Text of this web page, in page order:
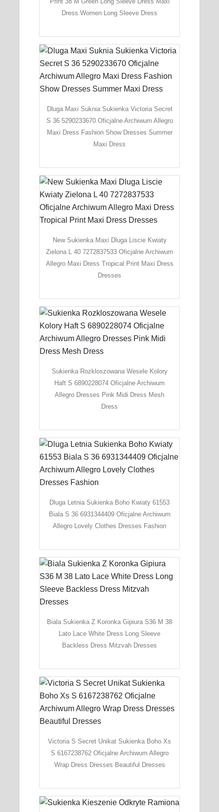
Dress Women Long Sleeve Dress
Dluga Maxi Suknia Sukienka Victoria Secret
S 36 5290233670 Oficjalne Archiwum Allegro
Maxi Dress Fashion Show Dresses Summer
Maxi Dress
New Sukienka Maxi Dluga Liscie Kwiaty
Zielona L 40 7272837533 Oficjalne Archiwum
Allegro Maxi Dress Tropical Print Maxi Dress
Dresses
Sukienka Rozkloszowana Wesele Kolory
Haft S 6890228074 Oficjalne Archiwum
Allegro Dresses Pink Midi Dress Mesh
Dress
Dluga Letnia Sukienka Boho Kwiaty 61553
Biala S 36 6931344409 Oficjalne Archiwum
Allegro Lovely Clothes Dresses Fashion
Biala Sukienka Z Koronka Gipiura S36 M 38
Lato Lace White Dress Long Sleeve
Backless Dress Mitzvah Dresses
Victoria S Secret Unikat Sukienka Boho Xs
S 6167238762 Oficjalne Archiwum Allegro
Wrap Dress Dresses Beautiful Dresses